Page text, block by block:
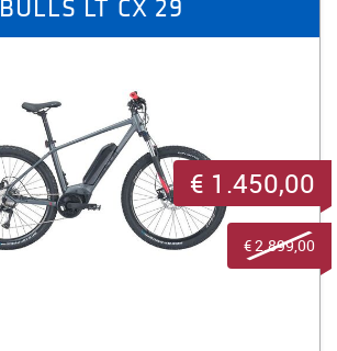
€ 1.450,00
€ 2.899,00